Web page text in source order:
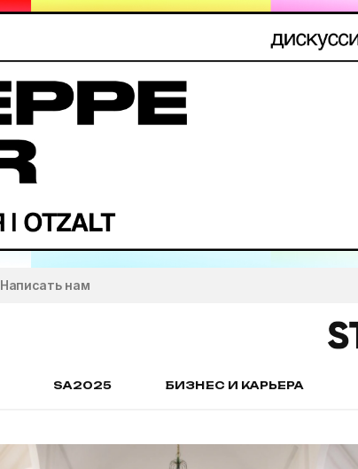
Написать нам
SA2025 БИЗНЕС И КАРЬЕРА